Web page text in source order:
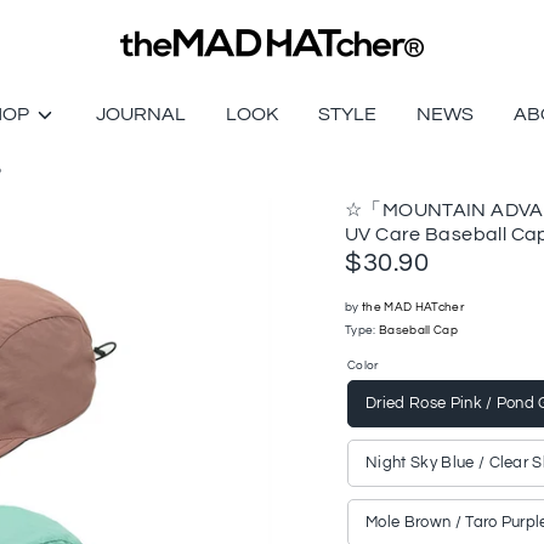
JOURNAL LOOK STYLE NEWS
☆「MOUNTAIN
UV Care Baseball
$30.90
by the MAD HATcher
Type: Baseball Cap
Color
Dried Rose Pink / Pond
Night Sky Blue / Clear
Mole Brown / Taro